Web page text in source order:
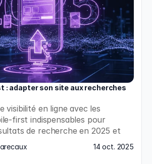
: adapter son site aux recherches
visibilité en ligne avec les
first indispensables pour
de recherche en 2025 et
exigences de Google.14 oct. 2025